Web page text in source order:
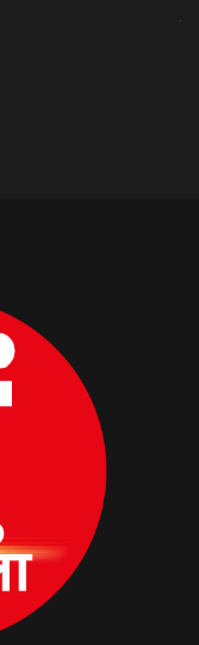
जोधपुर NCB का